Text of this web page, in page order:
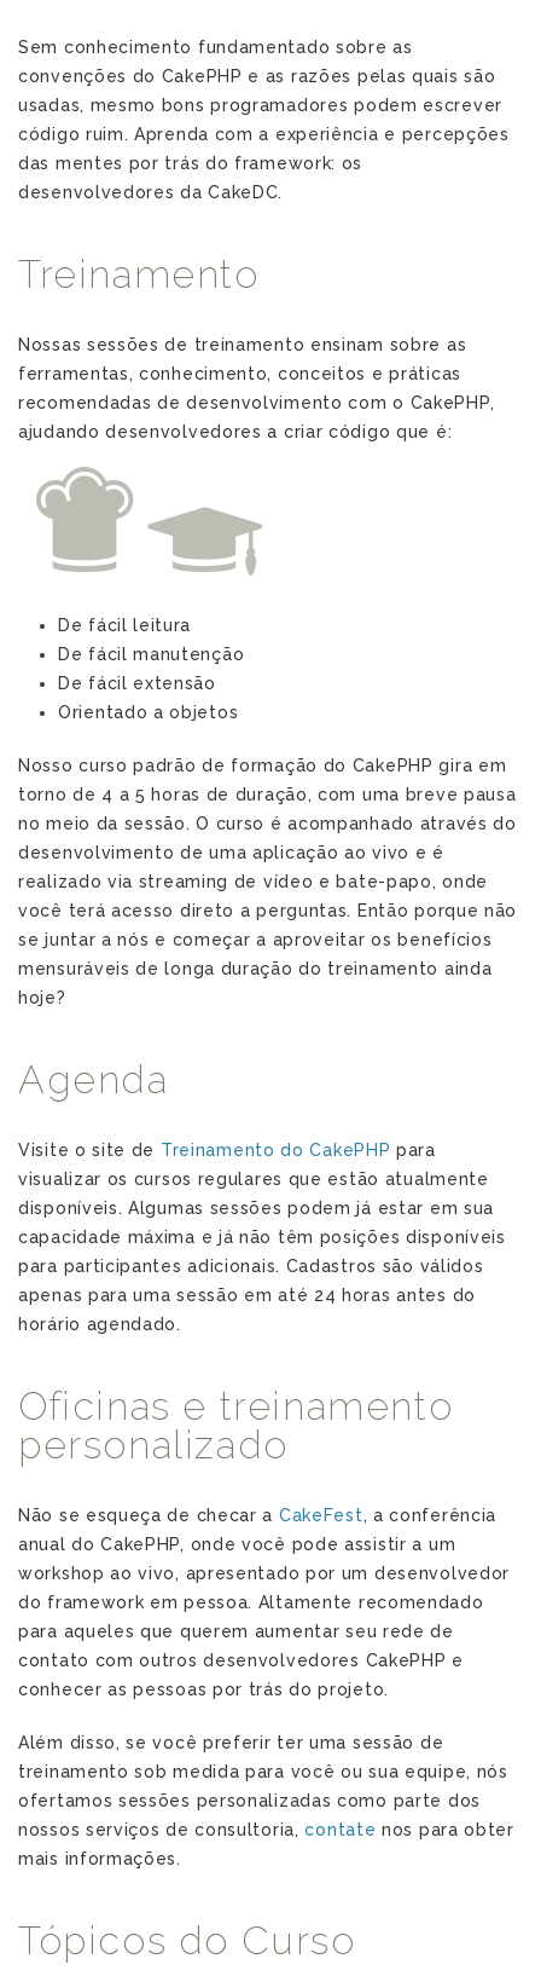
Sem conhecimento fundamentado sobre as
convenções do CakePHP e as razões pelas quais são
usadas, mesmo bons programadores podem escrever
código ruim. Aprenda com a experiência e percepções
das mentes por trás do framework: os
desenvolvedores da CakeDC.
Treinamento
Nossas sessões de treinamento ensinam sobre as
ferramentas, conhecimento, conceitos e práticas
recomendadas de desenvolvimento com o CakePHP,
ajudando desenvolvedores a criar código que é:
s
De fácil leitura
De fácil manutenção
De fácil extensão
Orientado a objetos
Nosso curso padrão de formação do CakePHP gira em
torno de 4 a 5 horas de duração, com uma breve pausa
no meio da sessão. O curso é acompanhado através do
desenvolvimento de uma aplicação ao vivo e é
realizado via streaming de vídeo e bate-papo, onde
você terá acesso direto a perguntas. Então porque não
se juntar a nós e começar a aproveitar os benefícios
mensuráveis de longa duração do treinamento ainda
hoje?
Agenda
Visite o site de Treinamento do CakePHP para
visualizar os cursos regulares que estão atualmente
disponíveis. Algumas sessões podem já estar em sua
capacidade máxima e já não têm posições disponíveis
para participantes adicionais. Cadastros são válidos
apenas para uma sessão em até 24 horas antes do
horário agendado.
Oficinas e treinamento
personalizado
Não se esqueça de checar a CakeFest, a conferência
anual do CakePHP, onde você pode assistir a um
workshop ao vivo, apresentado por um desenvolvedor
do framework em pessoa. Altamente recomendado
para aqueles que querem aumentar seu rede de
contato com outros desenvolvedores CakePHP e
conhecer as pessoas por trás do projeto.
Além disso, se você preferir ter uma sessão de
treinamento sob medida para você ou sua equipe, nós
ofertamos sessões personalizadas como parte dos
nossos serviços de consultoria,contate nos para obter
mais informações.
Tópicos do Curso